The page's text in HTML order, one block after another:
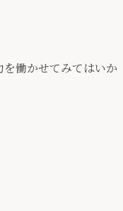
働かせてみてはいか